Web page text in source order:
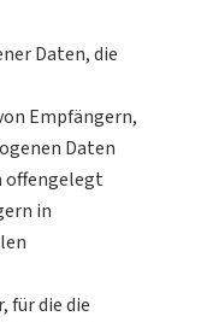
Daten, die
Empfängern,
Daten
offengelegt
in
für die die